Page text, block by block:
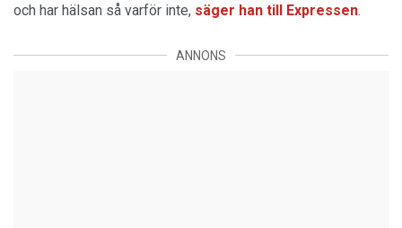
och har hälsan så varför inte, säger han till Expressen.
ANNONS